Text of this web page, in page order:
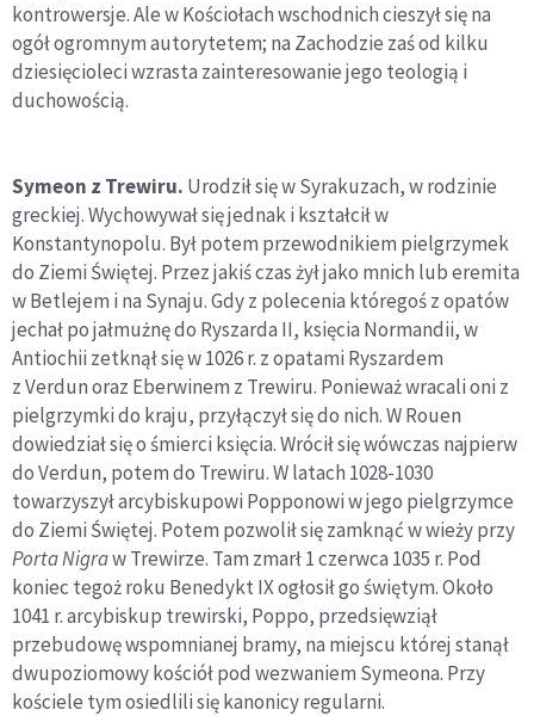
kontrowersje. Ale w Kościołach wschodnich cieszył się na
ogół ogromnym autorytetem; na Zachodzie zaś od kilku
dziesięcioleci wzrasta zainteresowanie jego teologią i
duchowością.
Symeon z Trewiru. Urodził się w Syrakuzach, w rodzinie
greckiej. Wychowywał się jednak i kształcił w
Konstantynopolu. Był potem przewodnikiem pielgrzymek
do Ziemi Świętej. Przez jakiś czas żył jako mnich lub eremita
w Betlejem i na Synaju. Gdy z polecenia któregoś z opatów
jechał po jałmużnę do Ryszarda II, księcia Normandii, w
Antiochii zetknął się w 1026 r. z opatami Ryszardem
z Verdun oraz Eberwinem z Trewiru. Ponieważ wracali oni z
pielgrzymki do kraju, przyłączył się do nich. W Rouen
dowiedział się o śmierci księcia. Wrócił się wówczas najpierw
do Verdun, potem do Trewiru. W latach 1028-1030
towarzyszył arcybiskupowi Popponowi w jego pielgrzymce
do Ziemi Świętej. Potem pozwolił się zamknąć w wieży przy
Porta Nigraw Trewirze. Tam zmarł 1 czerwca 1035 r. Pod
koniec tegoż roku Benedykt IX ogłosił go świętym. Około
1041 r. arcybiskup trewirski, Poppo, przedsięwziął
przebudowę wspomnianej bramy, na miejscu której stanął
dwupoziomowy kościół pod wezwaniem Symeona. Przy
kościele tym osiedlili się kanonicy regularni.